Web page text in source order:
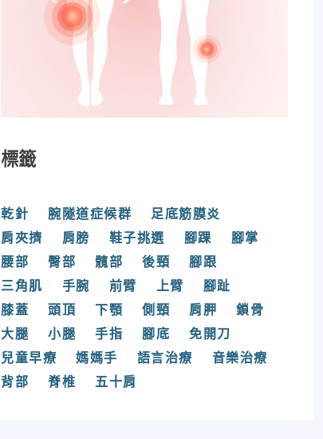
標籤
乾針 腕隧道症候群
足底筋膜炎
肩夾擠
肩膀 鞋子挑選 腳踝
腳掌
腰部
臀部 髖部 後頸
腳跟
三角肌
手腕 前臂 上臂
腳趾
膝蓋
頭頂 下顎 側頸 肩胛
鎖骨
大腿
小腿 手指 腳底
免開刀
兒童早療
媽媽手 語言治療
音樂治療
背部
脊椎 五十肩